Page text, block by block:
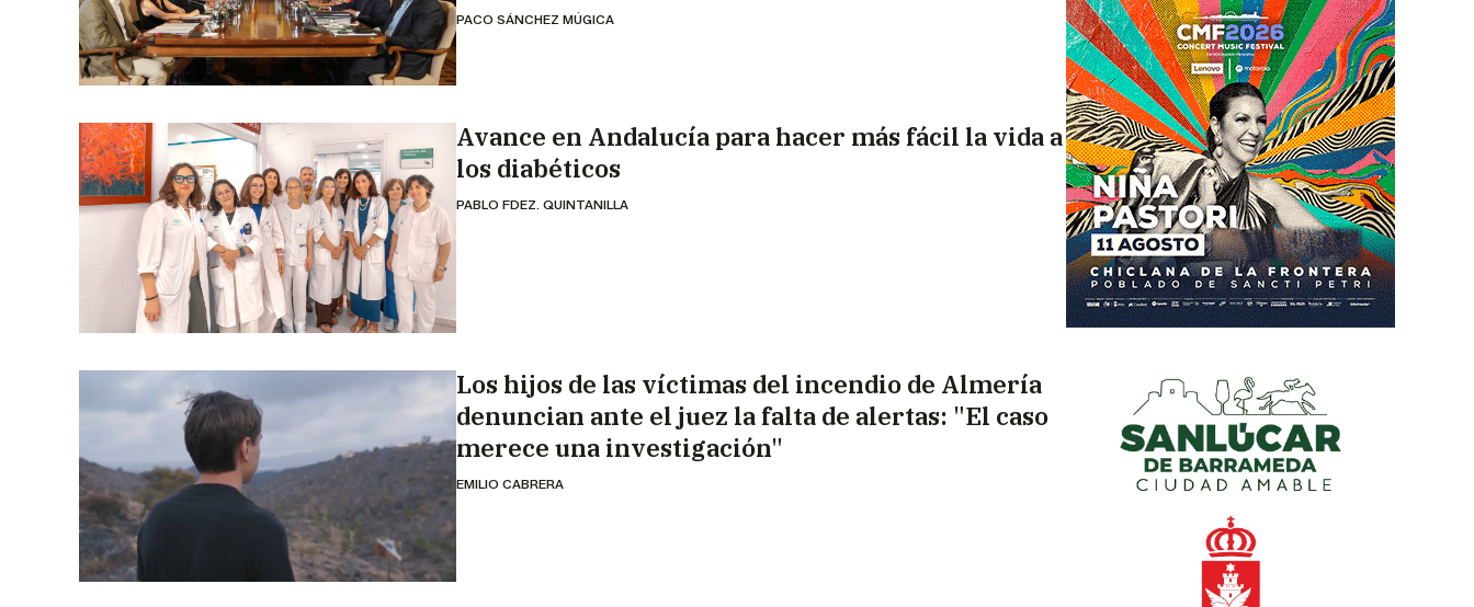
PACO SÁNCHEZ MÚGICA
Avance en Andalucía para hacer más fácil la vida a
los diabéticos
PABLO FDEZ. QUINTANILLA
Los hijos de las víctimas del incendio de Almería
denuncian ante el juez la falta de alertas: "El caso
merece una investigación"
EMILIO CABRERA